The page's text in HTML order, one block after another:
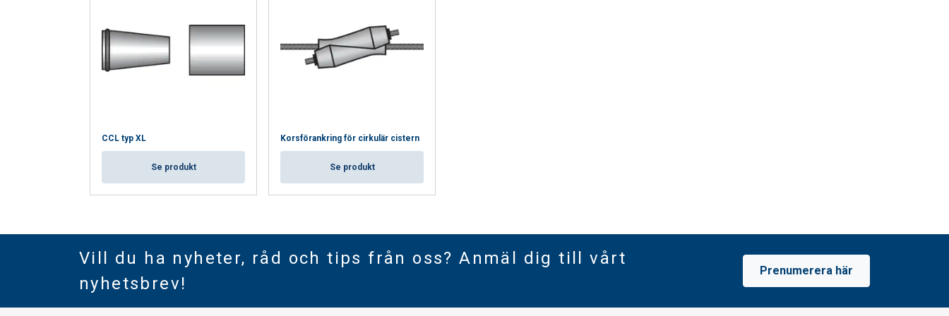
CCL typ XL
Se produkt
Korsförankring för cirkulär cistern
Se produkt
Vill du ha nyheter, råd och tips från oss? Anmäl dig till vårt
nyhetsbrev!
Prenumerera här